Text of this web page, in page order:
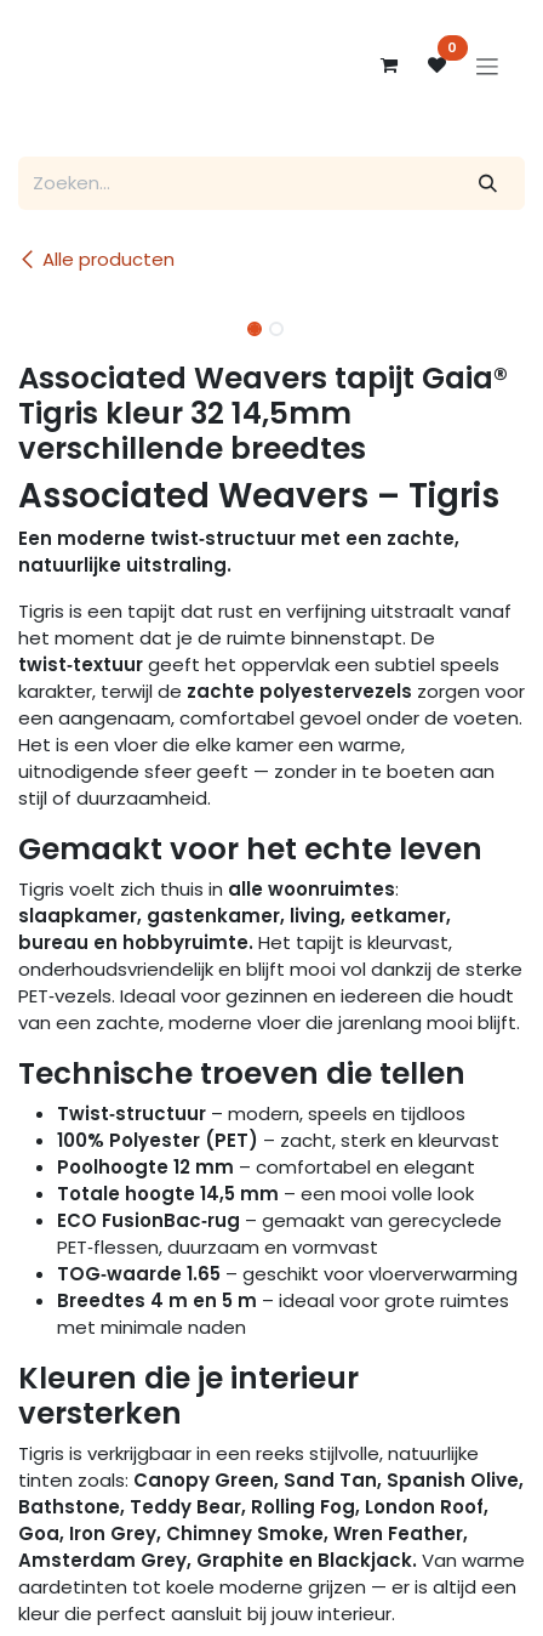
0
Alle producten
Associated Weavers tapijt Gaia®
Tigris kleur 32 14,5mm
verschillende breedtes
Associated Weavers – Tigris
Een moderne twist‑structuur met een zachte,
natuurlijke uitstraling.
Tigris is een tapijt dat rust en verfijning uitstraalt vanaf
het moment dat je de ruimte binnenstapt. De
twist‑textuurgeeft het oppervlak een subtiel speels
karakter, terwijl de zachte polyestervezels zorgen voor
een aangenaam, comfortabel gevoel onder de voeten.
Het is een vloer die elke kamer een warme,
uitnodigende sfeer geeft — zonder in te boeten aan
stijl of duurzaamheid.
Gemaakt voor het echte leven
Tigris voelt zich thuis in alle woonruimtes:
slaapkamer, gastenkamer, living, eetkamer,
bureau en hobbyruimte.Het tapijt is kleurvast,
onderhoudsvriendelijk en blijft mooi vol dankzij de sterke
PET‑vezels. Ideaal voor gezinnen en iedereen die houdt
van een zachte, moderne vloer die jarenlang mooi blijft.
Technische troeven die tellen
Twist‑structuur – modern, speels en tijdloos
100% Polyester (PET) – zacht, sterk en kleurvast
Poolhoogte 12 mm – comfortabel en elegant
Totale hoogte 14,5 mm – een mooi volle look
ECO FusionBac‑rug – gemaakt van gerecyclede
PET‑flessen, duurzaam en vormvast
TOG‑waarde 1.65 – geschikt voor vloerverwarming
Breedtes 4 m en 5 m – ideaal voor grote ruimtes
met minimale naden
Kleuren die je interieur
versterken
Tigris is verkrijgbaar in een reeks stijlvolle, natuurlijke
tinten zoals: Canopy Green, Sand Tan, Spanish Olive,
Bathstone, Teddy Bear, Rolling Fog, London Roof,
Goa, Iron Grey, Chimney Smoke, Wren Feather,
Amsterdam Grey, Graphite en Blackjack.Van warme
aardetinten tot koele moderne grijzen — er is altijd een
kleur die perfect aansluit bij jouw interieur.